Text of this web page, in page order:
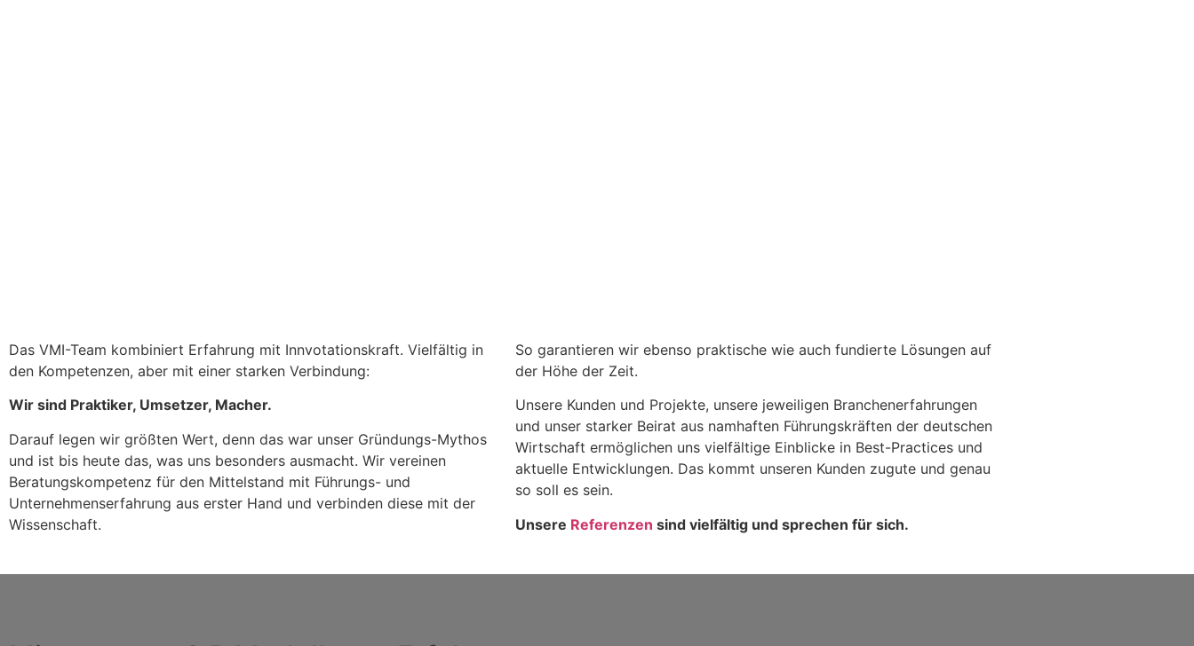
Das VMI-Team kombiniert Erfahrung mit Innvotationskraft. Vielfältig in
den Kompetenzen, aber mit einer starken Verbindung:
Wir sind Praktiker, Umsetzer, Macher.
Darauf legen wir größten Wert, denn das war unser Gründungs-Mythos
und ist bis heute das, was uns besonders ausmacht. Wir vereinen
Beratungskompetenz für den Mittelstand mit Führungs- und
Unternehmenserfahrung aus erster Hand und verbinden diese mit der
Wissenschaft.
So garantieren wir ebenso praktische wie auch fundierte Lösungen auf
der Höhe der Zeit.
Unsere Kunden und Projekte, unsere jeweiligen Branchenerfahrungen
und unser starker Beirat aus namhaften Führungskräften der deutschen
Wirtschaft ermöglichen uns vielfältige Einblicke in Best-Practices und
aktuelle Entwicklungen. Das kommt unseren Kunden zugute und genau
so soll es sein.
Unsere Referenzen sind vielfältig und sprechen für sich.